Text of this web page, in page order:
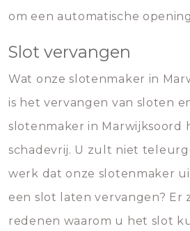
om een automatische
Slot vervangen
Wat onze slotenmaker in
is het vervangen van sloten
slotenmaker in Marwijksoord
schadevrij. U zult niet
werk dat onze slotenmaker
een slot laten vervangen? Er
redenen waarom u het slot